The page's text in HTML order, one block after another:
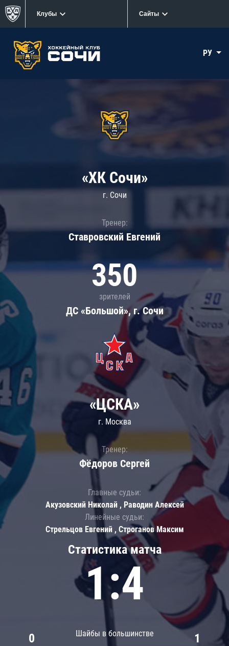
Клубы Сайты
РУ
«ХК Сочи»
г. Сочи
Тренер:
Ставровский Евгений
350
зрителей
ДС «Большой», г. Сочи
Статистика матча
1:4
Шайбы в большинстве
0 1
«ЦСКА»
г. Москва
Тренер:
Фёдоров Сергей
Главные судьи:
Акузовский Николай , Раводин Алексей
Линейные судьи:
Стрельцов Евгений , Строганов Максим